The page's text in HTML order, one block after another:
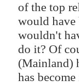
of the top
would have
wouldn't
do it? Of
(Mainland)
has